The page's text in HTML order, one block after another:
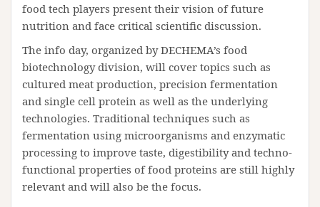
food tech players present their vision of future
nutrition and face critical scientific discussion.
The info day, organized by DECHEMA’s food
biotechnology division, will cover topics such as
cultured meat production, precision fermentation
and single cell protein as well as the underlying
technologies. Traditional techniques such as
fermentation using microorganisms and enzymatic
processing to improve taste, digestibility and techno-
functional properties of food proteins are still highly
relevant and will also be the focus.